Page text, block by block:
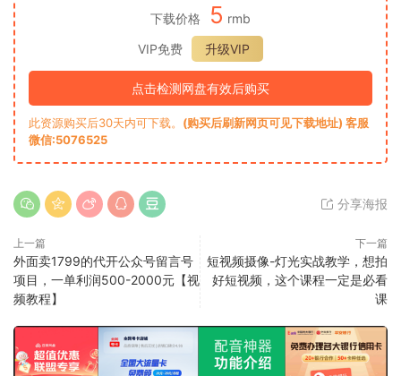
下载价格 5 rmb
VIP免费
升级VIP
点击检测网盘有效后购买
此资源购买后30天内可下载。 (购买后刷新网页可见下载地址) 客服
微信:5076525
分享海报
上一篇
外面卖1799的代开公众号留言号
项目，一单利润500-2000元【视
频教程】
下一篇
短视频摄像-灯光实战教学，想拍
好短视频，这个课程一定是必看
课